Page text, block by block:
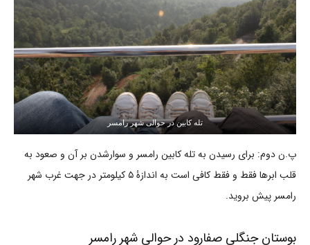
تله کابین در حوالی شهر رامسر
پ.ن دوم: برای رسیدن به تله کابین رامسر و سوارشدن بر آن و صعود به
قلب ابرها فقط و فقط کافی است به اندازۀ ۵ کیلومتر در جهت غرب شهر
رامسر پیش بروید.
بوستان جنگلی صفارود در حوالی شهر رامسر